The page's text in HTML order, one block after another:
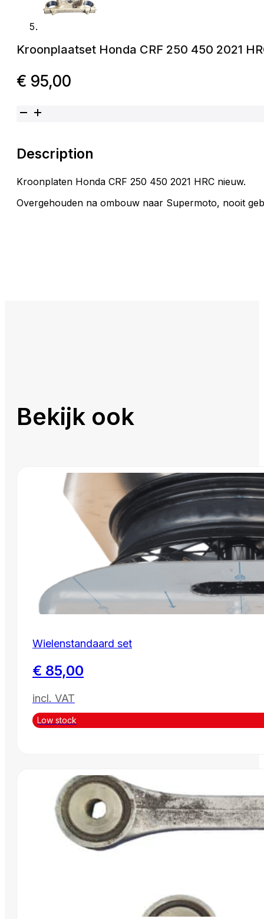
Kroonplaatset Honda CRF 250 450 2021
€ 95,00
Kroonplaatset Honda CRF 250 450 2021 HRC aantal
Description
Kroonplaten Honda CRF 250 450 2021 HRC nieuw.
Overgehouden na ombouw naar Supermoto, nooit
Bekijk ook
Wielenstandaard set
€ 85,00
incl. VAT
Low stock